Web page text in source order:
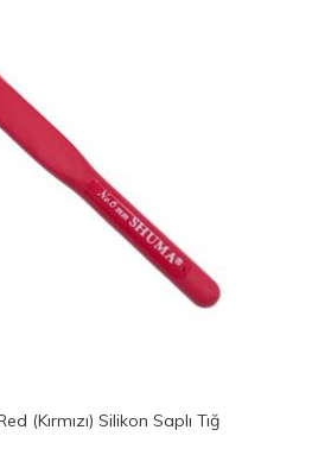
4.5 mm - Shuma Red